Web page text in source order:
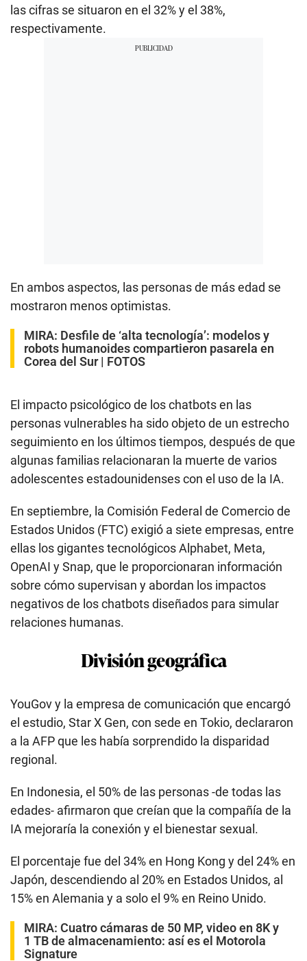
las cifras se situaron en el 32% y el 38%,
respectivamente.
En ambos aspectos, las personas de más edad se
mostraron menos optimistas.
MIRA: Desfile de ‘alta tecnología’: modelos y
robots humanoides compartieron pasarela en
Corea del Sur | FOTOS
El impacto psicológico de los chatbots en las
personas vulnerables ha sido objeto de un estrecho
seguimiento en los últimos tiempos, después de que
algunas familias relacionaran la muerte de varios
adolescentes estadounidenses con el uso de la IA.
En septiembre, la Comisión Federal de Comercio de
Estados Unidos (FTC) exigió a siete empresas, entre
ellas los gigantes tecnológicos Alphabet, Meta,
OpenAI y Snap, que le proporcionaran información
sobre cómo supervisan y abordan los impactos
negativos de los chatbots diseñados para simular
relaciones humanas.
División geográfica
YouGov y la empresa de comunicación que encargó
el estudio, Star X Gen, con sede en Tokio, declararon
a la AFP que les había sorprendido la disparidad
regional.
En Indonesia, el 50% de las personas -de todas las
edades- afirmaron que creían que la compañía de la
IA mejoraría la conexión y el bienestar sexual.
El porcentaje fue del 34% en Hong Kong y del 24% en
Japón, descendiendo al 20% en Estados Unidos, al
15% en Alemania y a solo el 9% en Reino Unido.
MIRA: Cuatro cámaras de 50 MP, video en 8K y
1 TB de almacenamiento: así es el Motorola
Signature